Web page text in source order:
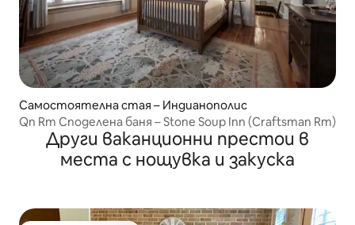
Самостоятелна стая – Индианополис
Qn Rm Споделена баня – Stone Soup Inn (Craftsman Rm)
Други ваканционни престои в
места с нощувка и закуска